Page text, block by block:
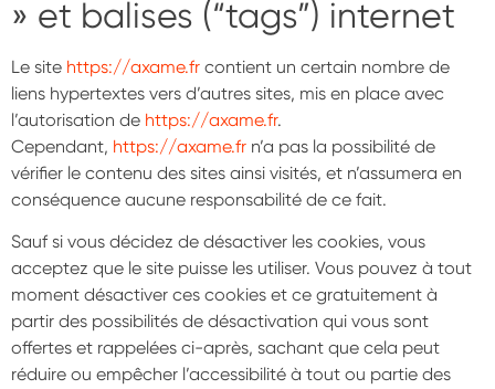
» et balises (“tags”) internet
Le site https://axame.fr contient un certain nombre de
liens hypertextes vers d’autres sites, mis en place avec
l’autorisation de https://axame.fr.
Cependant, https://axame.fr n’a pas la possibilité de
vérifier le contenu des sites ainsi visités, et n’assumera en
conséquence aucune responsabilité de ce fait.
Sauf si vous décidez de désactiver les cookies, vous
acceptez que le site puisse les utiliser. Vous pouvez à tout
moment désactiver ces cookies et ce gratuitement à
partir des possibilités de désactivation qui vous sont
offertes et rappelées ci-après, sachant que cela peut
réduire ou empêcher l’accessibilité à tout ou partie des